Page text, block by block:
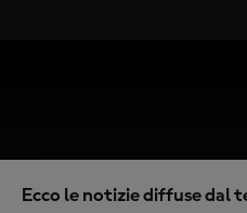
Ecco le notizie diffuse dal